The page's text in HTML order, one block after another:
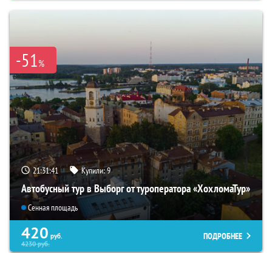
-51%
21:31:40 Купили:9
Автобусный тур в Выборг от туроператора «ХохломаТур»
Сенная площадь
420 руб.
4230руб.
ПОДРОБНЕЕ